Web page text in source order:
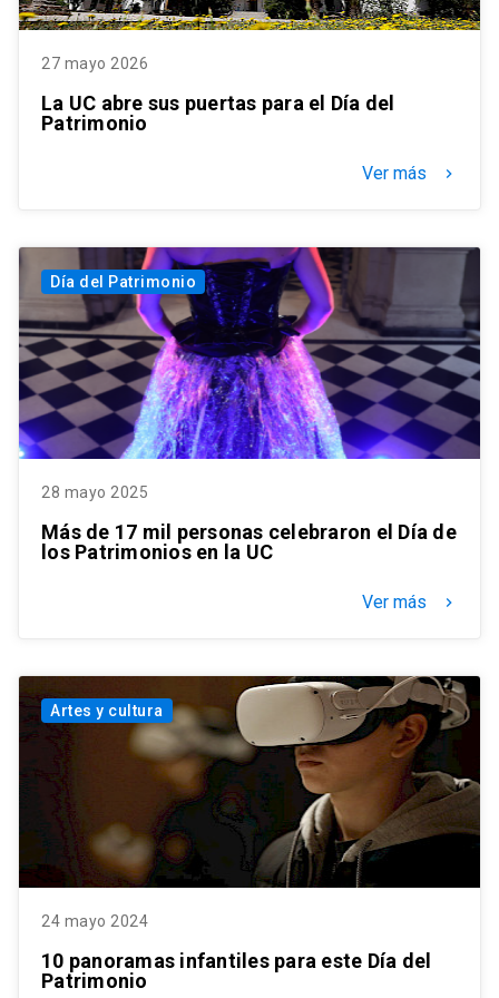
27 mayo 2026
La UC abre sus puertas para el Día del
Patrimonio
Ver más keyboard_arrow_right
Día del Patrimonio
28 mayo 2025
Más de 17 mil personas celebraron el Día de
los Patrimonios en la UC
Ver más keyboard_arrow_right
Artes y cultura
24 mayo 2024
10 panoramas infantiles para este Día del
Patrimonio